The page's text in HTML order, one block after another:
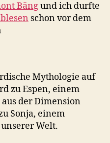
Bängund ich durfte
schon vor dem
Mythologie auf
zu Espen, einem
der Dimension
Sonja, einem
Welt.